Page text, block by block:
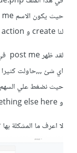
لنا create و Anouther action و Something else here .
اي شئ ,,,حاولت كثيرا
و Something else here ولكن لا فائدة لم استطع تشغيله
لا اعرف ما المشكلة